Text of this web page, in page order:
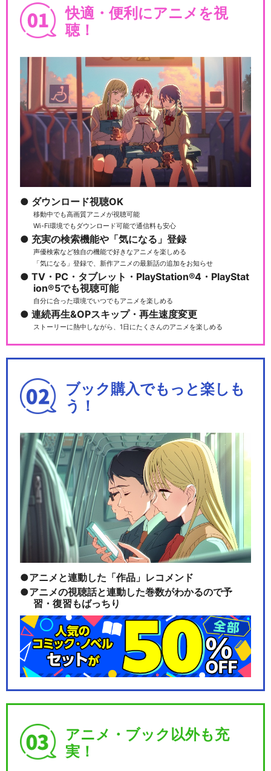
快適・便利にアニメを視
聴！
ダウンロード視聴OK
移動中でも高画質アニメが視聴可能
Wi-Fi環境でもダウンロード可能で通信料も安心
充実の検索機能や「気になる」登録
声優検索など独自の機能で好きなアニメを楽しめる
「気になる」登録で、新作アニメの最新話の追加をお知らせ
TV・PC・タブレット・PlayStation®4・PlayStat
ion®5でも視聴可能
自分に合った環境でいつでもアニメを楽しめる
連続再生&OPスキップ・再生速度変更
ストーリーに熱中しながら、1日にたくさんのアニメを楽しめる
ブック購入でもっと楽しも
う！
アニメと連動した「作品」レコメンド
アニメの視聴話と連動した巻数がわかるので予
習・復習もばっちり
アニメ・ブック以外も充
実！